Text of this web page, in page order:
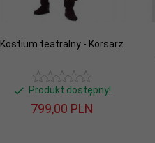
Kostium teatralny - Korsarz
Produkt dostępny!
799,00 PLN